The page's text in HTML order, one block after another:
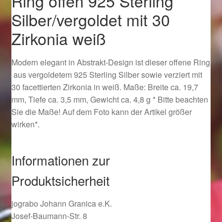
Ostergeschenke finden für Ostern 2019
Ostergeschenke finden für Ostern 2020
Ostergeschenke finden für Ostern 2021
Ostergeschenke finden für Ostern 2022
Partner
Shop
Startseite
Silber/vergoldet mit 30
Zirkonia weiß
Modern elegant in Abstrakt-Design ist dieser offene Ring
aus vergoldetem 925 Sterling Silber sowie verziert mit
30 facettierten Zirkonia in weiß. Maße: Breite ca. 19,7
mm, Tiefe ca. 3,5 mm, Gewicht ca. 4,8 g * Bitte beachten
Sie die Maße! Auf dem Foto kann der Artikel größer
wirken*.
Informationen zur
Produktsicherheit
jograbo Johann Granica e.K.
Josef-Baumann-Str. 8